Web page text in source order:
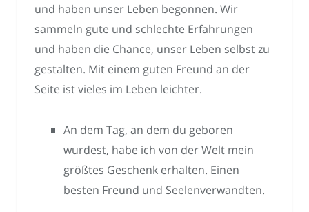
und haben unser Leben begonnen. Wir
sammeln gute und schlechte Erfahrungen
und haben die Chance, unser Leben selbst zu
gestalten. Mit einem guten Freund an der
Seite ist vieles im Leben leichter.
An dem Tag, an dem du geboren
wurdest, habe ich von der Welt mein
größtes Geschenk erhalten. Einen
besten Freund und Seelenverwandten.